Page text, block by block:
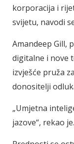
korporacija i
svijetu, navodi
Amandeep Gill,
digitalne i nove
izvješće pruža
donositelji
„Umjetna
jazove“, rekao je.